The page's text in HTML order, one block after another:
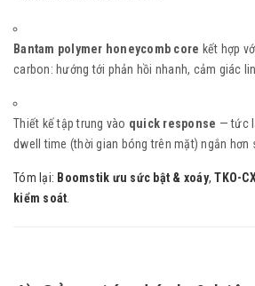
Bantam polymer honeycomb core kết hợp
carbon: hướng tới phản hồi nhanh, cảm giác
Thiết kế tập trung vào quick response — tức
dwell time (thời gian bóng trên mặt) ngắn hơn
Tóm lại: Boomstik ưu sức bật & xoáy,TKO-
kiểm soát